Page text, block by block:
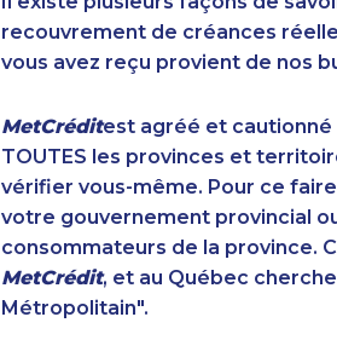
recouvrement de créances
vous avez reçu provient de nos
MetCréditest agréé et
TOUTES les provinces et
vérifier vous-même. Pour ce
votre gouvernement provincial
consommateurs de la province.
MetCrédit, et au Québec
Métropolitain".